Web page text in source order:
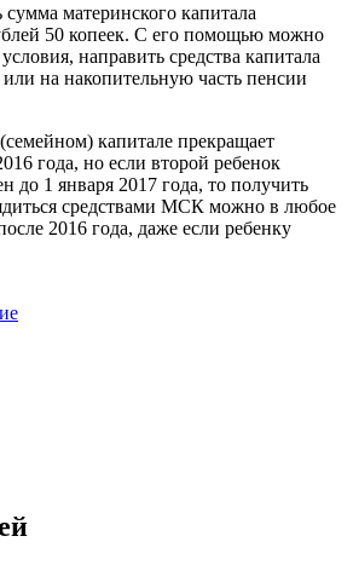
материнского капитала
50 копеек. С его помощью можно
направить средства капитала
или на накопительную часть пенсии
капитале прекращает
года, но если второй ребенок
до 1 января 2017 года, то получить
средствами МСК можно в любое
2016 года, даже если ребенку